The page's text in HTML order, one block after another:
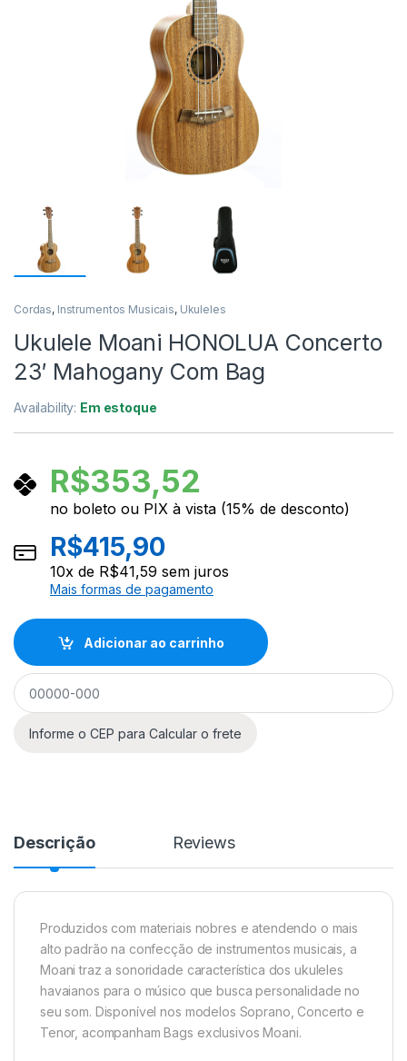
Cordas, Instrumentos Musicais, Ukuleles
Ukulele Moani HONOLUA Concerto
23′ Mahogany Com Bag
Availability: Em estoque
R$353,52
no boleto ou PIX à vista (15% de desconto)
R$415,90
10x de R$41,59 sem juros
Mais formas de pagamento
Adicionar ao carrinho
Descrição Reviews
Produzidos com materiais nobres e atendendo o mais
alto padrão na confecção de instrumentos musicais, a
Moani traz a sonoridade característica dos ukuleles
havaianos para o músico que busca personalidade no
seu som. Disponível nos modelos Soprano, Concerto e
Tenor, acompanham Bags exclusivos Moani.